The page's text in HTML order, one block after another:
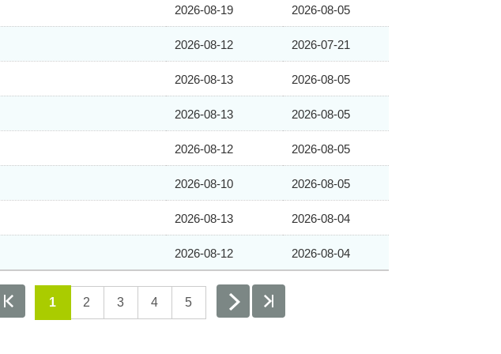
2026-08-19 2026-08-05
2026-08-12 2026-07-21
2026-08-13 2026-08-05
2026-08-13 2026-08-05
2026-08-12 2026-08-05
2026-08-10 2026-08-05
2026-08-13 2026-08-04
2026-08-12 2026-08-04
1 2 3 4 5